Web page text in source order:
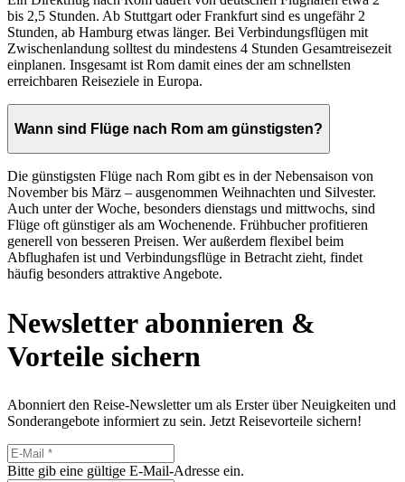
bis 2,5 Stunden. Ab Stuttgart oder Frankfurt sind es ungefähr 2
Stunden, ab Hamburg etwas länger. Bei Verbindungsflügen mit
Zwischenlandung solltest du mindestens 4 Stunden Gesamtreisezeit
einplanen. Insgesamt ist Rom damit eines der am schnellsten
erreichbaren Reiseziele in Europa.
Wann sind Flüge nach Rom am günstigsten?
Die günstigsten Flüge nach Rom gibt es in der Nebensaison von
November bis März – ausgenommen Weihnachten und Silvester.
Auch unter der Woche, besonders dienstags und mittwochs, sind
Flüge oft günstiger als am Wochenende. Frühbucher profitieren
generell von besseren Preisen. Wer außerdem flexibel beim
Abflughafen ist und Verbindungsflüge in Betracht zieht, findet
häufig besonders attraktive Angebote.
Newsletter abonnieren &
Vorteile sichern
Abonniert den Reise-Newsletter um als Erster über Neuigkeiten und
Sonderangebote informiert zu sein. Jetzt Reisevorteile sichern!
Bitte gib eine gültige E-Mail-Adresse ein.